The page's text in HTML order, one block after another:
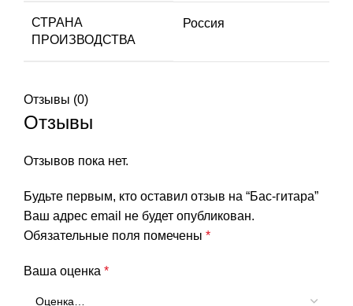
СТРАНА
ПРОИЗВОДСТВА
Россия
Отзывы (0)
Отзывы
Отзывов пока нет.
Будьте первым, кто оставил отзыв на “Бас-гитара”
Ваш адрес email не будет опубликован.
Обязательные поля помечены *
Ваша оценка *